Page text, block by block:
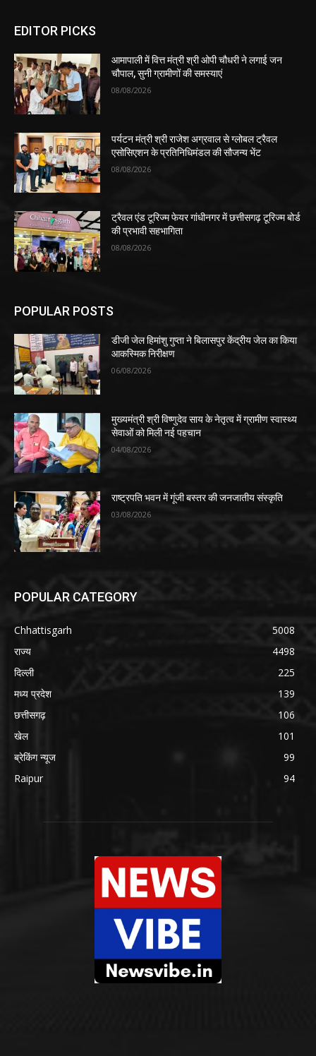
EDITOR PICKS
आमापाली में वित्त मंत्री श्री ओपी चौधरी ने लगाई जन
चौपाल, सुनी ग्रामीणों की समस्याएं
08/08/2026
पर्यटन मंत्री श्री राजेश अग्रवाल से ग्लोबल ट्रैवल
एसोसिएशन के प्रतिनिधिमंडल की सौजन्य भेंट
08/08/2026
ट्रैवल एंड टूरिज्म फेयर गांधीनगर में छत्तीसगढ़ टूरिज्म बोर्ड
की प्रभावी सहभागिता
08/08/2026
POPULAR POSTS
डीजी जेल हिमांशु गुप्ता ने बिलासपुर केंद्रीय जेल का किया
आकस्मिक निरीक्षण
06/08/2026
मुख्यमंत्री श्री विष्णुदेव साय के नेतृत्व में ग्रामीण स्वास्थ्य
सेवाओं को मिली नई पहचान
04/08/2026
राष्ट्रपति भवन में गूंजी बस्तर की जनजातीय संस्कृति
03/08/2026
POPULAR CATEGORY
Chhattisgarh
5008
राज्य
4498
दिल्ली
225
मध्य प्रदेश
139
छत्तीसगढ़
106
खेल
101
ब्रेकिंग न्यूज
99
Raipur
94